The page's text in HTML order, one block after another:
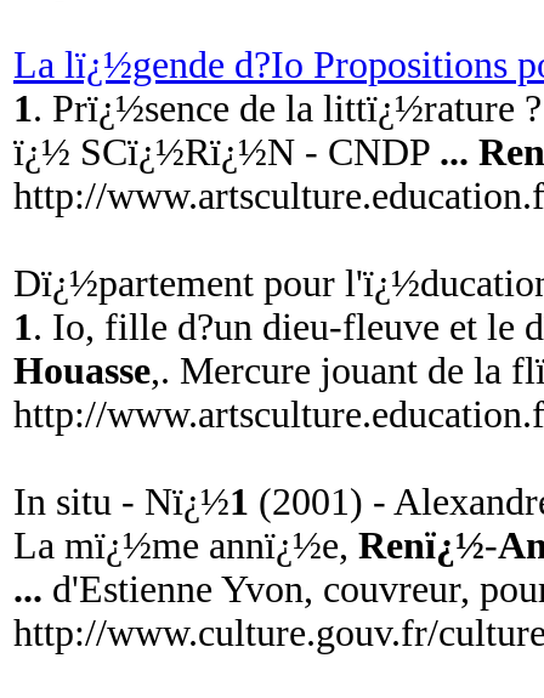
La lï¿½gende d?Io Propositions
1. Prï¿½sence de la littï¿½rature
ï¿½ SCï¿½Rï¿½N - CNDP ...
http://
Dï¿½partement pour
1. Io, fille d?un dieu-fleuve et
Houasse,. Mercure jouant de la
http://
In situ - Nï¿½1 (2001) -
La mï¿½me annï¿½e, Renï¿½-
... d'Estienne Yvon, couvreur,
http://www.culture.gouv.fr/